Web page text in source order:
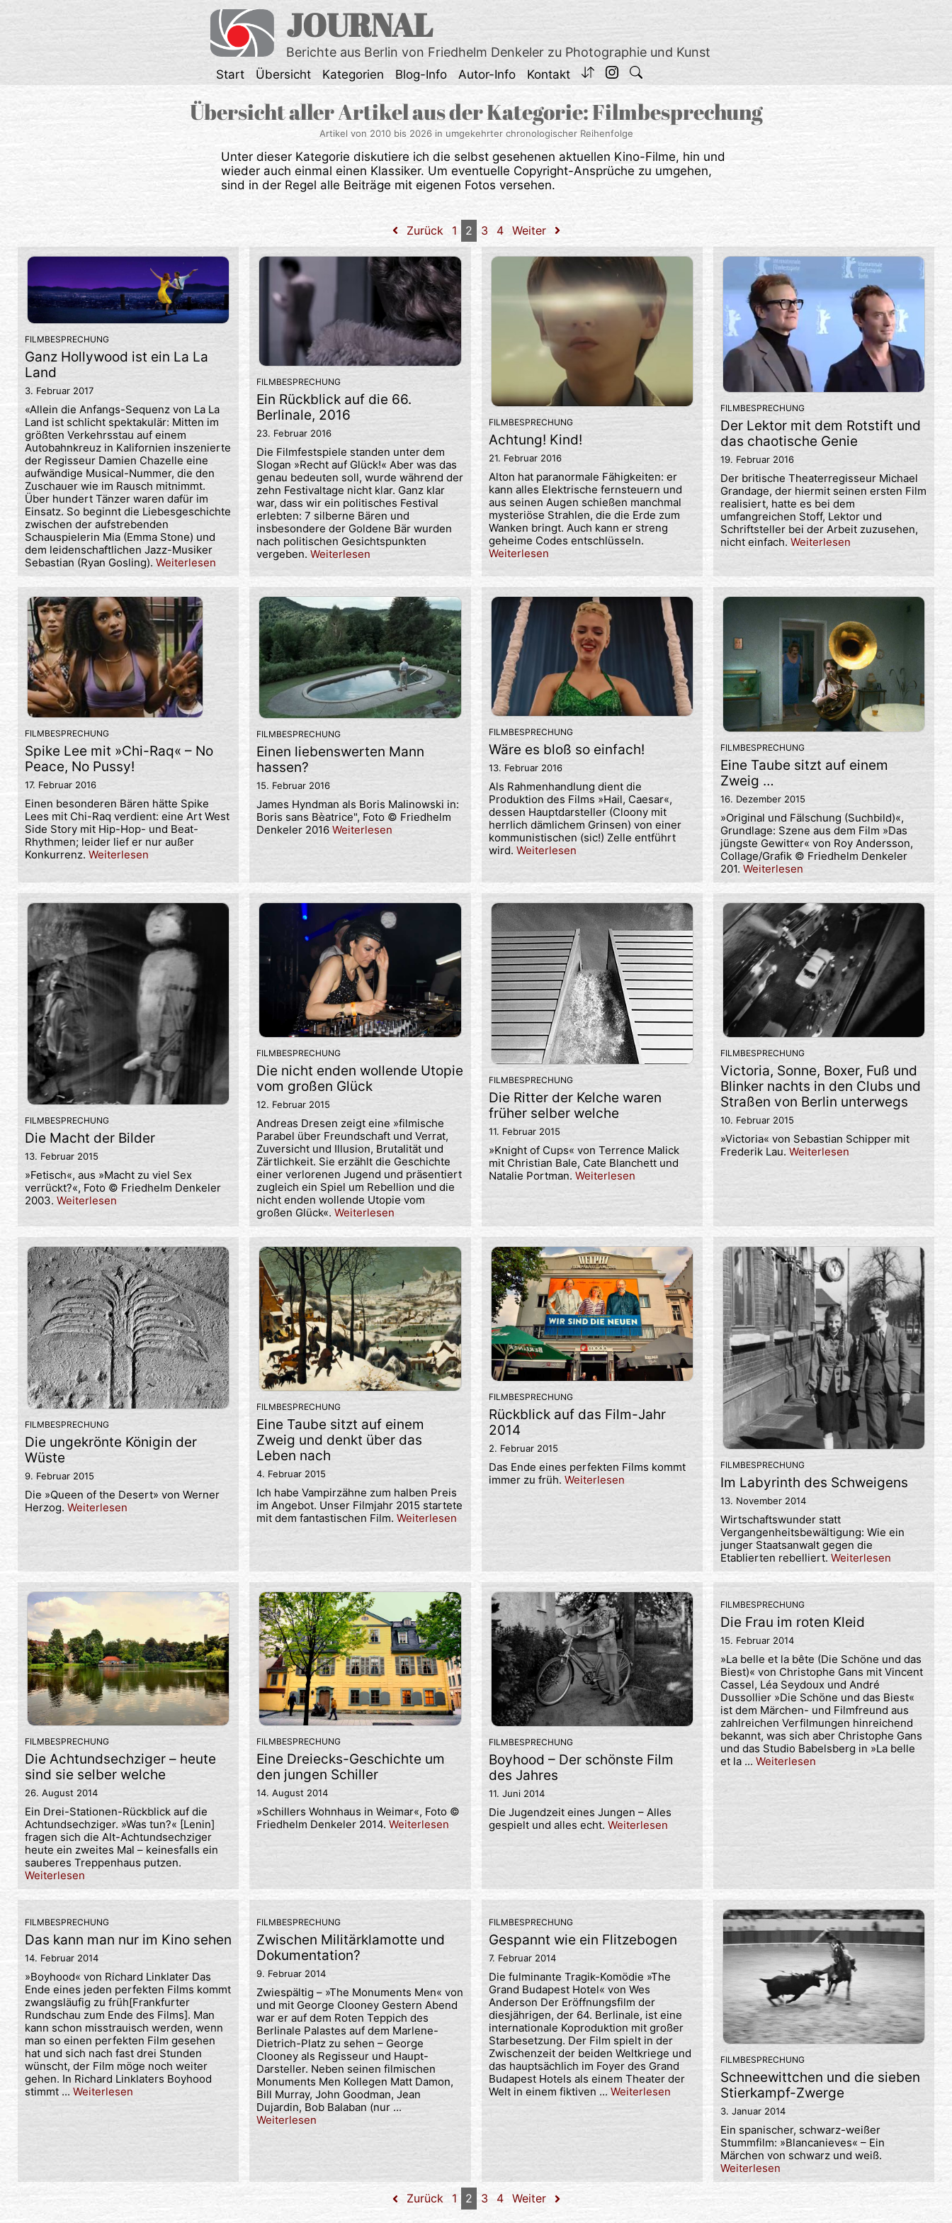
JOURNAL
Berichte aus Berlin von Friedhelm Denkeler zu Photographie und Kunst
Start Übersicht Kategorien Blog-Info Autor-Info Kontakt
Übersicht aller Artikel aus der Kategorie: Filmbesprechung
Artikel von 2010 bis 2026 in umgekehrter chronologischer Reihenfolge
Unter dieser Kategorie diskutiere ich die selbst gesehenen aktuellen Kino-Filme, hin und
wieder auch einmal einen Klassiker. Um eventuelle Copyright-Ansprüche zu umgehen,
sind in der Regel alle Beiträge mit eigenen Fotos versehen.
Zurück 1 2 3 4 Weiter
FILMBESPRECHUNG
Ganz Hollywood ist ein La La
Land
3. Februar 2017
«Allein die Anfangs-Sequenz von La La
Land ist schlicht spektakulär: Mitten im
größten Verkehrsstau auf einem
Autobahnkreuz in Kalifornien inszenierte
der Regisseur Damien Chazelle eine
aufwändige Musical-Nummer, die den
Zuschauer wie im Rausch mitnimmt.
Über hundert Tänzer waren dafür im
Einsatz. So beginnt die Liebesgeschichte
zwischen der aufstrebenden
Schauspielerin Mia (Emma Stone) und
dem leidenschaftlichen Jazz-Musiker
Sebastian (Ryan Gosling). Weiterlesen
FILMBESPRECHUNG
Ein Rückblick auf die 66.
Berlinale, 2016
23. Februar 2016
Die Filmfestspiele standen unter dem
Slogan »Recht auf Glück!« Aber was das
genau bedeuten soll, wurde während der
zehn Festivaltage nicht klar. Ganz klar
war, dass wir ein politisches Festival
erlebten: 7 silberne Bären und
insbesondere der Goldene Bär wurden
nach politischen Gesichtspunkten
vergeben.Weiterlesen
FILMBESPRECHUNG
Achtung! Kind!
21. Februar 2016
Alton hat paranormale Fähigkeiten: er
kann alles Elektrische fernsteuern und
aus seinen Augen schießen manchmal
mysteriöse Strahlen, die die Erde zum
Wanken bringt. Auch kann er streng
geheime Codes entschlüsseln.
Weiterlesen
FILMBESPRECHUNG
Der Lektor mit dem Rotstift und
das chaotische Genie
19. Februar 2016
Der britische Theaterregisseur Michael
Grandage, der hiermit seinen ersten Film
realisiert, hatte es bei dem
umfangreichen Stoff, Lektor und
Schriftsteller bei der Arbeit zuzusehen,
nicht einfach. Weiterlesen
FILMBESPRECHUNG
Spike Lee mit »Chi-Raq« – No
Peace, No Pussy!
17. Februar 2016
Einen besonderen Bären hätte Spike
Lees mit Chi-Raq verdient: eine Art West
Side Story mit Hip-Hop- und Beat-
Rhythmen; leider lief er nur außer
Konkurrenz. Weiterlesen
FILMBESPRECHUNG
Einen liebenswerten Mann
hassen?
15. Februar 2016
James Hyndman als Boris Malinowski in:
Boris sans Bèatrice", Foto © Friedhelm
Denkeler 2016Weiterlesen
FILMBESPRECHUNG
Wäre es bloß so einfach!
13. Februar 2016
Als Rahmenhandlung dient die
Produktion des Films »Hail, Caesar«,
dessen Hauptdarsteller (Cloony mit
herrlich dämlichem Grinsen) von einer
kommunistischen (sic!) Zelle entführt
wird. Weiterlesen
FILMBESPRECHUNG
Eine Taube sitzt auf einem
Zweig …
16. Dezember 2015
»Original und Fälschung (Suchbild)«,
Grundlage: Szene aus dem Film »Das
jüngste Gewitter« von Roy Andersson,
Collage/Grafik © Friedhelm Denkeler
201. Weiterlesen
FILMBESPRECHUNG
Die Macht der Bilder
13. Februar 2015
»Fetisch«, aus »Macht zu viel Sex
verrückt?«, Foto © Friedhelm Denkeler
2003. Weiterlesen
FILMBESPRECHUNG
Die nicht enden wollende Utopie
vom großen Glück
12. Februar 2015
Andreas Dresen zeigt eine »filmische
Parabel über Freundschaft und Verrat,
Zuversicht und Illusion, Brutalität und
Zärtlichkeit. Sie erzählt die Geschichte
einer verlorenen Jugend und präsentiert
zugleich ein Spiel um Rebellion und die
nicht enden wollende Utopie vom
großen Glück«.Weiterlesen
FILMBESPRECHUNG
Die Ritter der Kelche waren
früher selber welche
11. Februar 2015
»Knight of Cups« von Terrence Malick
mit Christian Bale, Cate Blanchett und
Natalie Portman. Weiterlesen
FILMBESPRECHUNG
Victoria, Sonne, Boxer, Fuß und
Blinker nachts in den Clubs und
Straßen von Berlin unterwegs
10. Februar 2015
»Victoria« von Sebastian Schipper mit
Frederik Lau. Weiterlesen
FILMBESPRECHUNG
Die ungekrönte Königin der
Wüste
9. Februar 2015
Die »Queen of the Desert» von Werner
Herzog. Weiterlesen
FILMBESPRECHUNG
Eine Taube sitzt auf einem
Zweig und denkt über das
Leben nach
4. Februar 2015
Ich habe Vampirzähne zum halben Preis
im Angebot. Unser Filmjahr 2015 startete
mit dem fantastischen Film.Weiterlesen
FILMBESPRECHUNG
Rückblick auf das Film-Jahr
2014
2. Februar 2015
Das Ende eines perfekten Films kommt
immer zu früh. Weiterlesen
FILMBESPRECHUNG
Im Labyrinth des Schweigens
13. November 2014
Wirtschaftswunder statt
Vergangenheitsbewältigung: Wie ein
junger Staatsanwalt gegen die
Etablierten rebelliert. Weiterlesen
FILMBESPRECHUNG
Die Achtundsechziger – heute
sind sie selber welche
26. August 2014
Ein Drei-Stationen-Rückblick auf die
Achtundsechziger. »Was tun?« [Lenin]
fragen sich die Alt-Achtundsechziger
heute ein zweites Mal – keinesfalls ein
sauberes Treppenhaus putzen.
Weiterlesen
FILMBESPRECHUNG
Eine Dreiecks-Geschichte um
den jungen Schiller
14. August 2014
»Schillers Wohnhaus in Weimar«, Foto ©
Friedhelm Denkeler 2014.Weiterlesen
FILMBESPRECHUNG
Boyhood – Der schönste Film
des Jahres
11. Juni 2014
Die Jugendzeit eines Jungen – Alles
gespielt und alles echt. Weiterlesen
FILMBESPRECHUNG
Die Frau im roten Kleid
15. Februar 2014
»La belle et la bête (Die Schöne und das
Biest)« von Christophe Gans mit Vincent
Cassel, Léa Seydoux und André
Dussollier »Die Schöne und das Biest«
ist dem Märchen- und Filmfreund aus
zahlreichen Verfilmungen hinreichend
bekannt, was sich aber Christophe Gans
und das Studio Babelsberg in »La belle
et la ... Weiterlesen
FILMBESPRECHUNG
Das kann man nur im Kino sehen
14. Februar 2014
»Boyhood« von Richard Linklater Das
Ende eines jeden perfekten Films kommt
zwangsläufig zu früh[Frankfurter
Rundschau zum Ende des Films]. Man
kann schon misstrauisch werden, wenn
man so einen perfekten Film gesehen
hat und sich nach fast drei Stunden
wünscht, der Film möge noch weiter
gehen. In Richard Linklaters Boyhood
stimmt ... Weiterlesen
FILMBESPRECHUNG
Zwischen Militärklamotte und
Dokumentation?
9. Februar 2014
Zwiespältig – »The Monuments Men« von
und mit George Clooney Gestern Abend
war er auf dem Roten Teppich des
Berlinale Palastes auf dem Marlene-
Dietrich-Platz zu sehen – George
Clooney als Regisseur und Haupt-
Darsteller. Neben seinen filmischen
Monuments Men Kollegen Matt Damon,
Bill Murray, John Goodman, Jean
Dujardin, Bob Balaban (nur ...
Weiterlesen
FILMBESPRECHUNG
Gespannt wie ein Flitzebogen
7. Februar 2014
Die fulminante Tragik-Komödie »The
Grand Budapest Hotel« von Wes
Anderson Der Eröffnungsfilm der
diesjährigen, der 64. Berlinale, ist eine
internationale Koproduktion mit großer
Starbesetzung. Der Film spielt in der
Zwischenzeit der beiden Weltkriege und
das hauptsächlich im Foyer des Grand
Budapest Hotels als einem Theater der
Welt in einem fiktiven ... Weiterlesen
FILMBESPRECHUNG
Schneewittchen und die sieben
Stierkampf-Zwerge
3. Januar 2014
Ein spanischer, schwarz-weißer
Stummfilm: »Blancanieves« – Ein
Märchen von schwarz und weiß.
Weiterlesen
Zurück 1 2 3 4 Weiter